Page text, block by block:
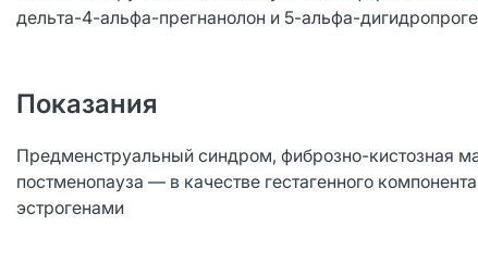
дельта-4-альфа-прегнанолон и 5-альфа-
Показания
Предменструальный синдром, фиброзно-кистозная
постменопауза — в качестве гестагенного
эстрогенами